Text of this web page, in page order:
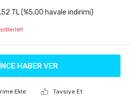
TL (%5,00 havale indirimi)
HABER VER
Tavsiye Et